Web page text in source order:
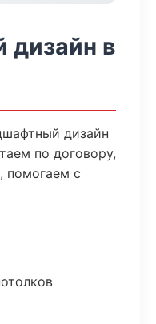
в
дизайн
по договору,
помогаем с